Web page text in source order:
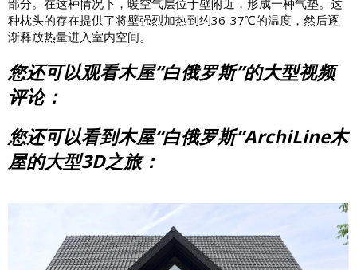
种枕头的存在提供了将壁强烈加热到约36-37℃的温度，然后逐
渐释放热量进入室内空间。
您还可以观看木屋“白俄罗斯”的大型视频
评论：
您还可以看到木屋“白俄罗斯”ArchiLine木
屋的大型3D之旅：